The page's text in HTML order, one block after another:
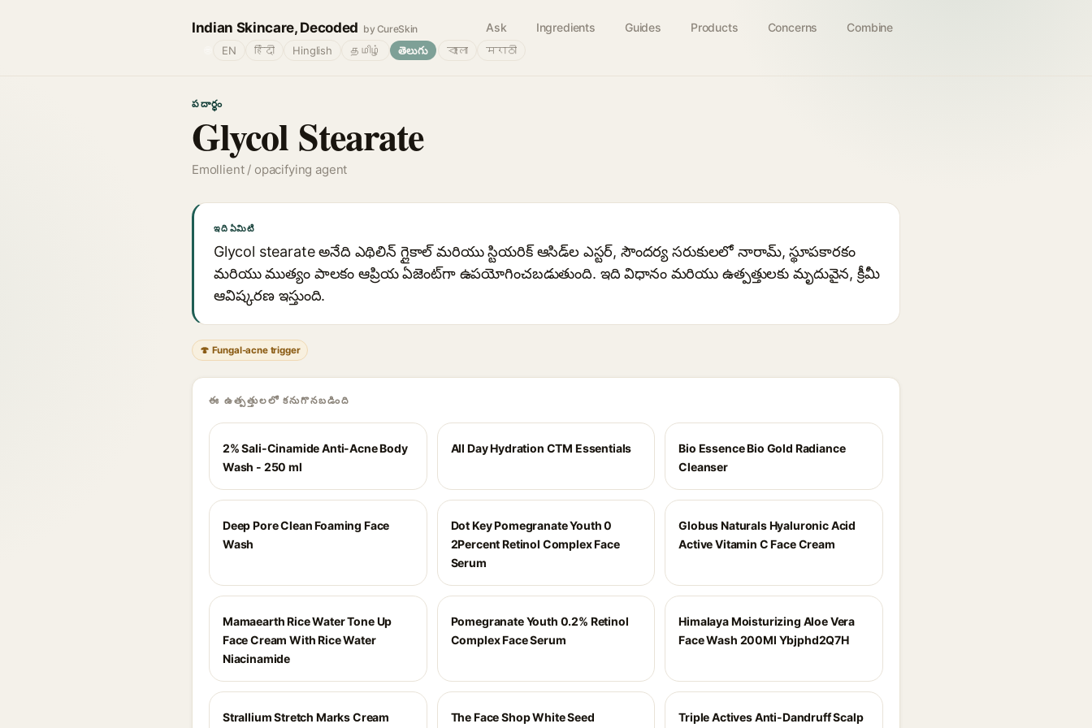
Indian Skincare, Decoded by CureSkin Ask Ingredients Guides Products Concerns Combine
EN हिंदी Hinglish தமிழ் తెలుగు বাংলা मराठी
పదార్థం
Glycol Stearate
Emollient / opacifying agent
ఇది ఏమిటి
Glycol stearate అనేది ఎథిలిన్ గ్లైకాల్ మరియు స్టియరిక్ ఆసిడ్‌ల ఎస్టర్, సౌందర్య సరుకులలో నారామ్‌, స్థూపకారకం
మరియు ముత్యం పాలకం ఆప్రియ ఏజెంట్‌గా ఉపయోగించబడుతుంది. ఇది విధానం మరియు ఉత్పత్తులకు మృదువైన, క్రీమీ
ఆవిష్కరణ ఇస్తుంది.
🍄 Fungal-acne trigger
ఈ ఉత్పత్తులలో కనుగొనబడింది
2% Sali-Cinamide Anti-Acne Body
Wash - 250 ml
All Day Hydration CTM Essentials
Bio Essence Bio Gold Radiance
Cleanser
Deep Pore Clean Foaming Face
Wash
Dot Key Pomegranate Youth 0
2Percent Retinol Complex Face
Serum
Globus Naturals Hyaluronic Acid
Active Vitamin C Face Cream
Mamaearth Rice Water Tone Up
Face Cream With Rice Water
Niacinamide
Pomegranate Youth 0.2% Retinol
Complex Face Serum
Himalaya Moisturizing Aloe Vera
Face Wash 200Ml Ybjphd2Q7H
Strallium Stretch Marks Cream The Face Shop White Seed Triple Actives Anti-Dandruff Scalp